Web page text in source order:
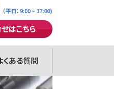
くある質問
（平日：9:00 ~ 17:00)
はこちら